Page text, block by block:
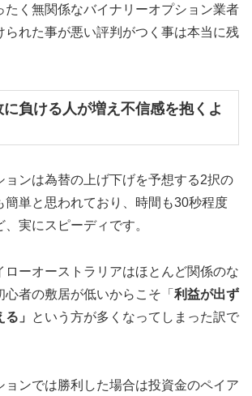
たく無関係なバイナリーオプション業者
られた事が悪い評判がつく事は本当に残
負ける人が増え不信感を抱くよ
ョンは為替の上げ下げを予想する2択の
簡単と思われており、時間も30秒程度
実にスピーディです。
ローオーストラリアはほとんど関係のな
者の敷居が低いからこそ「 利益が出ず
」
という方が多くなってしまった訳で
ョンでは勝利した場合は投資金のペイア